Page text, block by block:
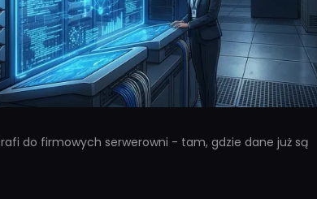
do firmowych serwerowni - tam, gdzie dane już są